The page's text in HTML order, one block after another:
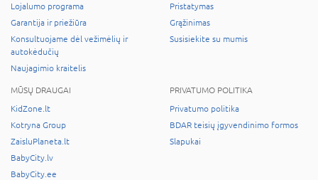
Lojalumo programa
Garantija ir priežiūra
Konsultuojame dėl vežimėlių ir
autokėdučių
Naujagimio kraitelis
Pristatymas
Grąžinimas
Susisiekite su mumis
MŪSŲ DRAUGAI
KidZone.lt
Kotryna Group
ZaisluPlaneta.lt
BabyCity.lv
BabyCity.ee
PRIVATUMO POLITIKA
Privatumo politika
BDAR teisių įgyvendinimo formos
Slapukai